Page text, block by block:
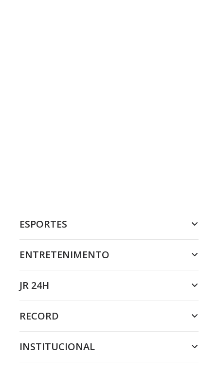
ESPORTES
ENTRETENIMENTO
JR 24H
RECORD
INSTITUCIONAL